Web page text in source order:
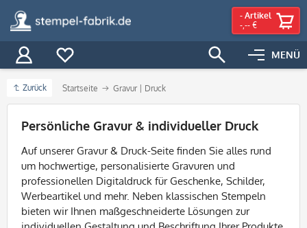
MENÜ
- Artikel
-,-- €
Zurück Startseite Gravur | Druck
Filter
Persönliche Gravur & individueller Druck
Auf unserer Gravur & Druck-Seite finden Sie alles rund
um hochwertige, personalisierte Gravuren und
professionellen Digitaldruck für Geschenke, Schilder,
Werbeartikel und mehr. Neben klassischen Stempeln
bieten wir Ihnen maßgeschneiderte Lösungen zur